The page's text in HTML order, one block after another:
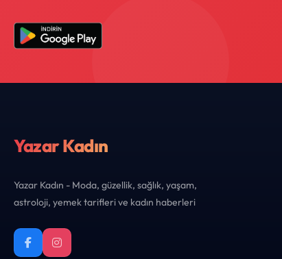
Yazar Kadın
Yazar Kadın - Moda, güzellik, sağlık, yaşam,
astroloji, yemek tarifleri ve kadın haberleri